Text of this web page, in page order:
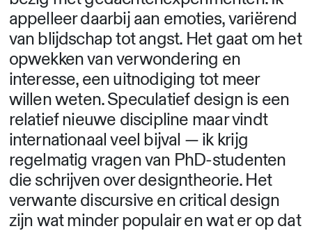
appelleer daarbij aan emoties, variërend
van blijdschap tot angst. Het gaat om het
opwekken van verwondering en
interesse, een uitnodiging tot meer
willen weten. Speculatief design is een
relatief nieuwe discipline maar vindt
internationaal veel bijval — ik krijg
regelmatig vragen van PhD-studenten
die schrijven over designtheorie. Het
verwante discursive en critical design
zijn wat minder populair en wat er op dat